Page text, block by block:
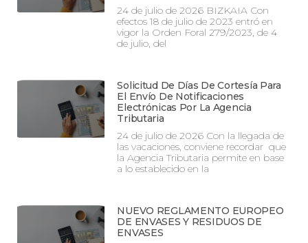
24 de julio de 2026 BIZKAIA Con
efectos 18 de julio de 2023 entró en
vigor la Orden Foral 279/2023, de 4
de julio, del
Solicitud De Días De Cortesía Para
El Envío De Notificaciones
Electrónicas Por La Agencia
Tributaria
24 de julio de 2026 Con la llegada de
las vacaciones, conviene recordar que
la Agencia Tributaria permite en base
a lo establecido en la
NUEVO REGLAMENTO EUROPEO
DE ENVASES Y RESIDUOS DE
ENVASES